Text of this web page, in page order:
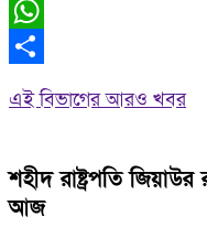
Email
WhatsApp
এই বিভাগের আরও খবর
শহীদ রাষ্ট্রপতি
আজ